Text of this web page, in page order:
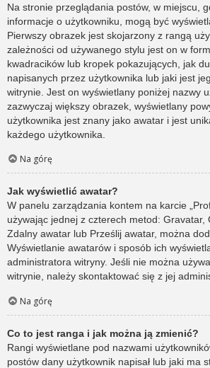
Na stronie przeglądania postów, w miejscu,
informacje o użytkowniku, mogą być
Pierwszy obrazek jest skojarzony z rangą
zależności od używanego stylu jest on w
kwadracików lub kropek pokazujących, jak
napisanych przez użytkownika lub jaki jest
witrynie. Jest on wyświetlany poniżej nazwy
zazwyczaj większy obrazek, wyświetlany
użytkownika jest znany jako awatar i jest
każdego użytkownika.
Na górę
Jak wyświetlić awatar?
W panelu zarządzania kontem na karcie
używając jednej z czterech metod: Gravatar,
Zdalny awatar lub Prześlij awatar, można
Wyświetlanie awatarów i sposób ich
administratora witryny. Jeśli nie można
witrynie, należy skontaktować się z jej
Na górę
Co to jest ranga i jak można ją zmienić?
Rangi wyświetlane pod nazwami
postów dany użytkownik napisał lub jaki ma